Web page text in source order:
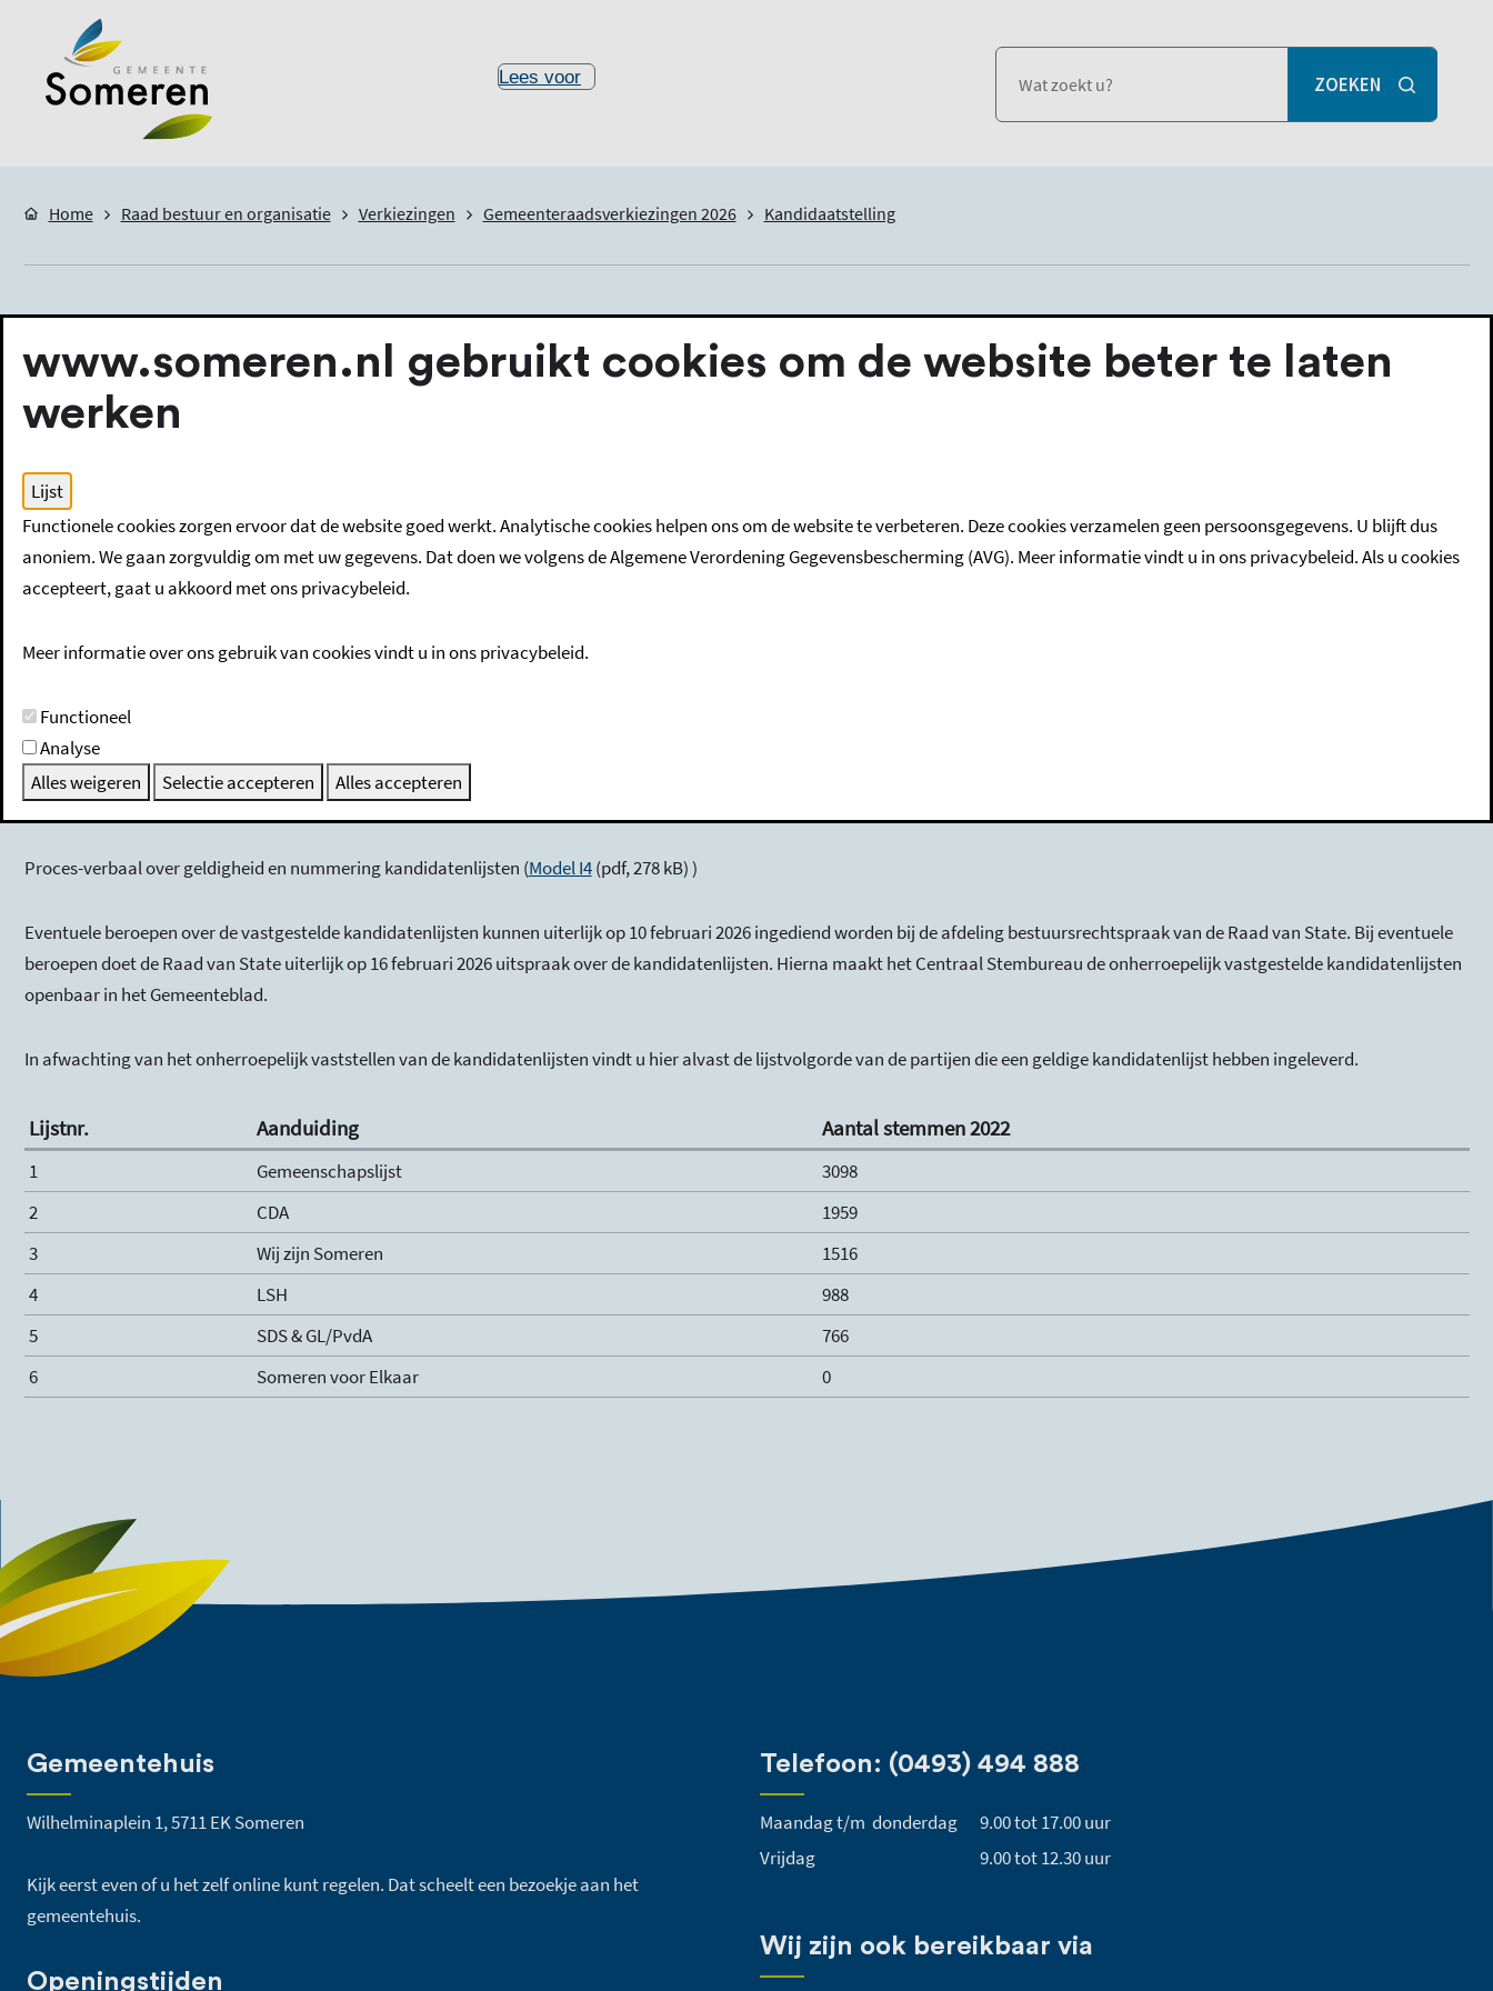
Lees voor
Home Raad bestuur en organisatie Verkiezingen Gemeenteraadsverkiezingen 2026 Kandidaatstelling
Kandidaatstelling
Kandidaatstelling
Op maandag 2 februari was de dag van kandidaatstelling voor de Gemeenteraadsverkiezingen van 18 maart 2026. De ingeleverde kandidatenlijsten inclusief ondersteuningsverklaringen
liggen ter inzage bij het Klant Contact Centrum van gemeente Someren.
kandidatenlijsten opgemaakt.
Proces-verbaal van het onderzoek naar de kandidatenlijsten (
Vastgestelde verzuimen konden op 4 en 5 februari 2026 tussen 9:00 en 17:00 uur hersteld worden. De herstelde verzuimen en lijstvolgorde zijn opgenomen in het proces-verbaal over de
geldigheid en nummering van de kandidatenlijsten.
Proces-verbaal over geldigheid en nummering kandidatenlijsten (Model I4(pdf, 278 kB) )
Eventuele beroepen over de vastgestelde kandidatenlijsten kunnen uiterlijk op 10 februari 2026 ingediend worden bij de afdeling bestuursrechtspraak van de Raad van State. Bij eventuele
beroepen doet de Raad van State uiterlijk op 16 februari 2026 uitspraak over de kandidatenlijsten. Hierna maakt het Centraal Stembureau de onherroepelijk vastgestelde kandidatenlijsten
openbaar in het Gemeenteblad.
In afwachting van het onherroepelijk vaststellen van de kandidatenlijsten vindt u hier alvast de lijstvolgorde van de partijen die een geldige kandidatenlijst hebben ingeleverd.
Lijstnr. Aanduiding Aantal stemmen 2022
1 Gemeenschapslijst
3098
2
CDA
1959
3
Wij zijn Someren
1516
4
LSH
988
5
SDS & GL/PvdA
766
6
Someren voor Elkaar 0
Gemeentehuis
Wilhelminaplein 1, 5711 EK Someren
Kijk eerst even of u het zelf online kunt regelen. Dat scheelt een bezoekje aan het
gemeentehuis.
Openingstijden
Telefoon: (0493) 494 888
Maandag t/m donderdag
9.00 tot 17.00 uur
Vrijdag
9.00 tot 12.30 uur
Wij zijn ook bereikbaar via
www.someren.nl gebruikt cookies om de website beter te laten
werken
Lijst
Functionele cookies zorgen ervoor dat de website goed werkt. Analytische cookies helpen ons om de website te verbeteren. Deze cookies verzamelen geen persoonsgegevens. U blijft dus
anoniem. We gaan zorgvuldig om met uw gegevens. Dat doen we volgens de Algemene Verordening Gegevensbescherming (AVG). Meer informatie vindt u in ons privacybeleid. Als u cookies
accepteert, gaat u akkoord met ons privacybeleid.
Meer informatie over ons gebruik van cookies vindt u in ons privacybeleid.
Functioneel
Analyse
Alles weigeren
Selectie accepteren Alles accepteren